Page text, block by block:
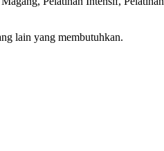
lain yang membutuhkan.